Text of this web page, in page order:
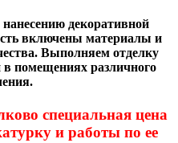
декоративной
включены материалы и
Выполняем отделку
в помещениях различного
специальная цена
и работы по ее